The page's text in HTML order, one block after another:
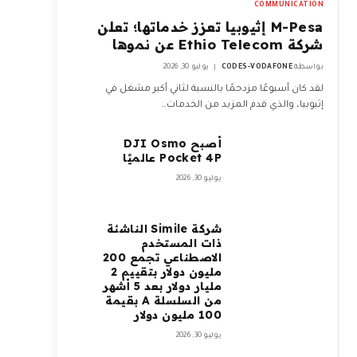
COMMUNICATION
M-Pesa إثيوبيا تعزز خدماتها؛ تعلن
شركة Ethio Telecom عن نموها
بواسطة CODES-VODAFONE يوليو 30, 2026
لقد كان أسبوعًا مزدحمًا بالنسبة لثاني أكبر مشغل في
إثيوبيا، والذي قدم المزيد من الخدمات…
أصبح DJI Osmo
Pocket 4P عالميًا
يوليو 30, 2026
شركة Simile الناشئة
ذات المستخدم
الاصطناعي تجمع 200
مليون دولار بتقييم 2
مليار دولار بعد 5 أشهر
من السلسلة A بقيمة
100 مليون دولار
يوليو 30, 2026